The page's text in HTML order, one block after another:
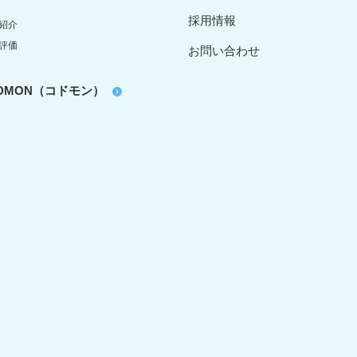
介
価
（コドモン）
採用情報
お問い合わせ